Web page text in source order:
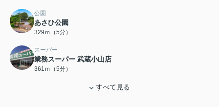
公園
あさひ公園
329ｍ（5分）
スーパー
業務スーパー 武蔵小山店
361ｍ（5分）
すべて見る